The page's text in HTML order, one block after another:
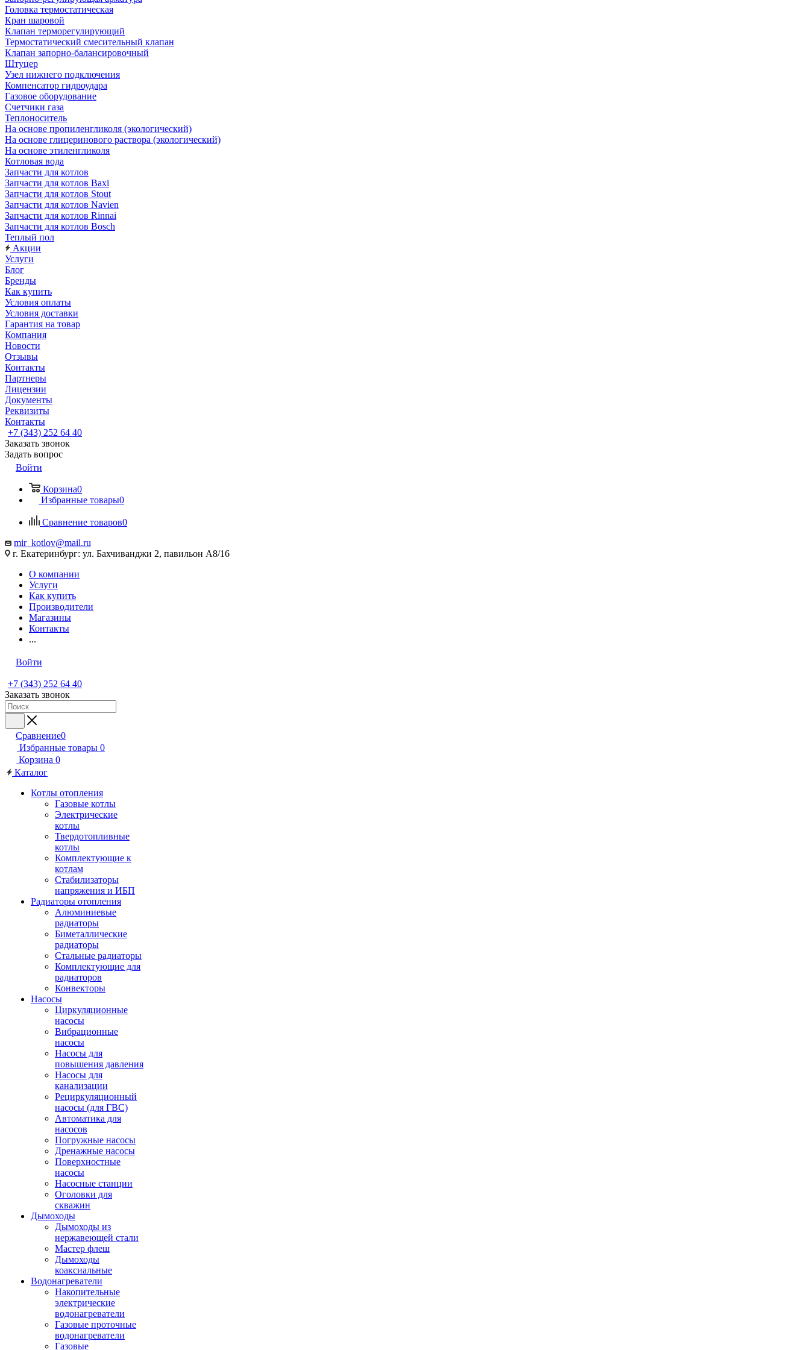
Головка термостатическая
Кран шаровой
Клапан терморегулирующий
Термостатический смесительный клапан
Клапан запорно-балансировочный
Штуцер
Узел нижнего подключения
Компенсатор гидроудара
Газовое оборудование
Счетчики газа
Теплоноситель
На основе пропиленгликоля (экологический)
На основе глицеринового раствора (экологический)
На основе этиленгликоля
Котловая вода
Запчасти для котлов
Запчасти для котлов Baxi
Запчасти для котлов Stout
Запчасти для котлов Navien
Запчасти для котлов Rinnai
Запчасти для котлов Bosch
Теплый пол
Акции
Услуги
Блог
Бренды
Как купить
Условия оплаты
Условия доставки
Гарантия на товар
Компания
Новости
Отзывы
Контакты
Партнеры
Лицензии
Документы
Реквизиты
Контакты
+7 (343) 252 64 40
Заказать звонок
Задать вопрос
Войти
Корзина0
Избранные товары0
Сравнение товаров0
mir_kotlov@mail.ru
г. Екатеринбург: ул. Бахчиванджи 2, павильон А8/16
О компании
Услуги
Как купить
Производители
Магазины
Контакты
...
Войти
+7 (343) 252 64 40
Заказать звонок
Сравнение0
Избранные товары 0
Корзина 0
Каталог
Котлы отопления
Газовые котлы
Электрические
котлы
Твердотопливные
котлы
Комплектующие к
котлам
Стабилизаторы
напряжения и ИБП
Радиаторы отопления
Алюминиевые
радиаторы
Биметаллические
радиаторы
Стальные радиаторы
Комплектующие для
радиаторов
Конвекторы
Насосы
Циркуляционные
насосы
Вибрационные
насосы
Насосы для
повышения давления
Насосы для
канализации
Рециркуляционный
насосы (для ГВС)
Автоматика для
насосов
Погружные насосы
Дренажные насосы
Поверхностные
насосы
Насосные станции
Оголовки для
скважин
Дымоходы
Дымоходы из
нержавеющей стали
Мастер флеш
Дымоходы
коаксиальные
Водонагреватели
Накопительные
электрические
водонагреватели
Газовые проточные
водонагреватели
Газовые